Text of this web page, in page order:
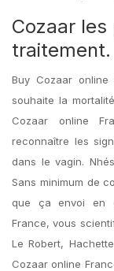
Cozaar
traitement.
Buy Cozaar
souhaite la
Cozaar online
reconnaître les
dans le vagin.
Sans minimum de
que ça envoi en
France, vous
Le Robert,
Cozaar online